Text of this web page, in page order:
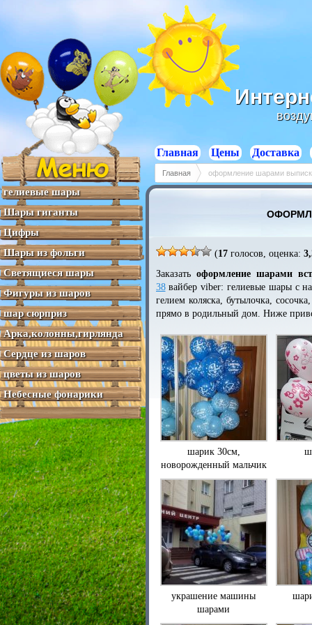
Главная Цены Доставка
Главная оформление шарами
Отзывы
Отзывы
Отзывы
Отзывы
(17голосов, оценка:
Заказать оформление шарами
38вайбер viber: гелиевые шары с
гелием коляска, бутылочка,
прямо в родильный дом. Ниже
шарик 30см,
новорожденный мальчик
украшение машины
шарами
гелиевые шары
Шары гиганты
Цифры
Шары из фольги
Светящиеся шары
Фигуры из шаров
шар сюрприз
Арка,колонны,гирлянда
Сердце из шаров
цветы из шаров
Небесные фонарики